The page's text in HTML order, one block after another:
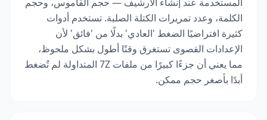
الكلمة، وعدد تمريرات الكتلة الصلبة. تستخدم أدوات
كثيرة افتراضيًا الضغط 'العادي' بدلًا من 'فائق' لأن
الإعدادات القصوى تستغرق وقتًا أطول بشكل ملحوظ،
مما يعني أن جزءًا كبيرًا من ملفات 7Z المتداولة لم تُضغط
أبدًا بأصغر حجم ممكن.